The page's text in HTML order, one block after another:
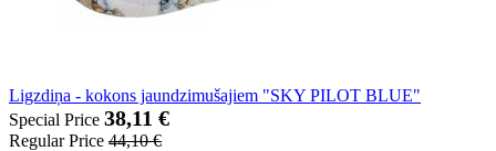
Ligzdiņa - kokons jaundzimušajiem "SKY PILOT BLUE"
Special Price 38,11 €
Regular Price 44,10 €